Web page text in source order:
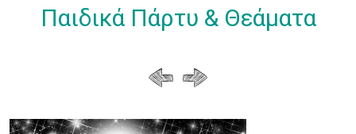
Παιδικά Πάρτυ & Θεάματα